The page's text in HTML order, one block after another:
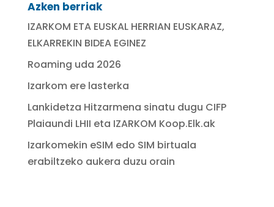
Azken berriak
IZARKOM ETA EUSKAL HERRIAN EUSKARAZ,
ELKARREKIN BIDEA EGINEZ
Roaming uda 2026
Izarkom ere lasterka
Lankidetza Hitzarmena sinatu dugu CIFP
Plaiaundi LHII eta IZARKOM Koop.Elk.ak
Izarkomekin eSIM edo SIM birtuala
erabiltzeko aukera duzu orain